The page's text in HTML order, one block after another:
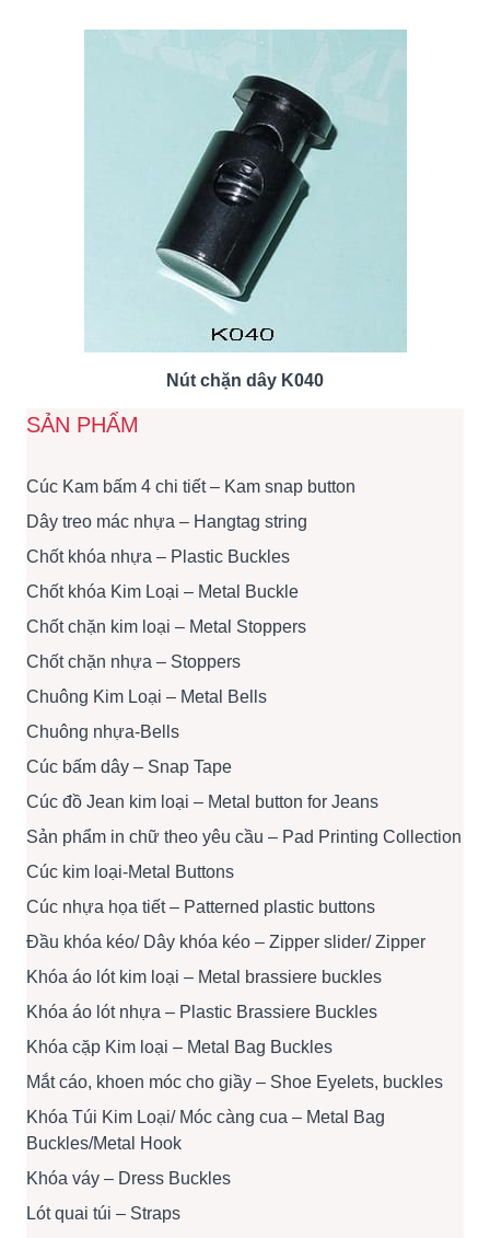
Nút chặn dây K040
SẢN PHẨM
Cúc Kam bấm 4 chi tiết – Kam snap button
Dây treo mác nhựa – Hangtag string
Chốt khóa nhựa – Plastic Buckles
Chốt khóa Kim Loại – Metal Buckle
Chốt chặn kim loại – Metal Stoppers
Chốt chặn nhựa – Stoppers
Chuông Kim Loại – Metal Bells
Chuông nhựa-Bells
Cúc bấm dây – Snap Tape
Cúc đồ Jean kim loại – Metal button for Jeans
Sản phẩm in chữ theo yêu cầu – Pad Printing Collection
Cúc kim loại-Metal Buttons
Cúc nhựa họa tiết – Patterned plastic buttons
Đầu khóa kéo/ Dây khóa kéo – Zipper slider/ Zipper
Khóa áo lót kim loại – Metal brassiere buckles
Khóa áo lót nhựa – Plastic Brassiere Buckles
Khóa cặp Kim loại – Metal Bag Buckles
Mắt cáo, khoen móc cho giầy – Shoe Eyelets, buckles
Khóa Túi Kim Loại/ Móc càng cua – Metal Bag
Buckles/Metal Hook
Khóa váy – Dress Buckles
Lót quai túi – Straps